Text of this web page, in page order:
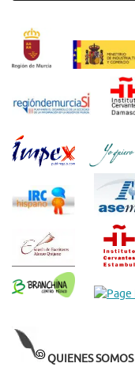
QUIENES SOMOS